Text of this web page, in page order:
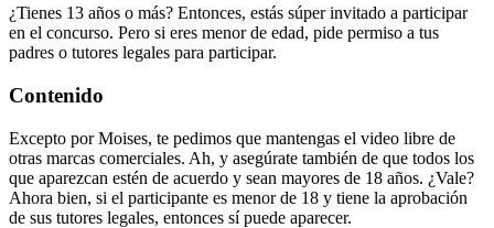
¿Tienes 13 años o más? Entonces, estás súper invitado a participar
en el concurso. Pero si eres menor de edad, pide permiso a tus
padres o tutores legales para participar.
Contenido
Excepto por Moises, te pedimos que mantengas el video libre de
otras marcas comerciales. Ah, y asegúrate también de que todos los
que aparezcan estén de acuerdo y sean mayores de 18 años. ¿Vale?
Ahora bien, si el participante es menor de 18 y tiene la aprobación
de sus tutores legales, entonces sí puede aparecer.